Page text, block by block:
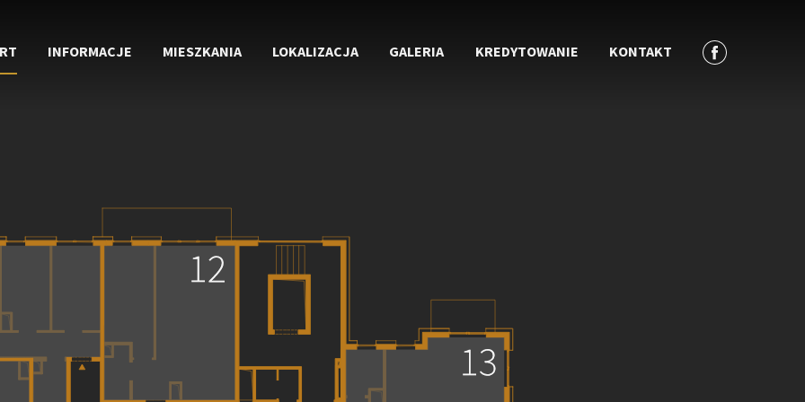
INFORMACJE MIESZKANIA LOKALIZACJA GALERIA KREDYTOWANIE KONTAKT